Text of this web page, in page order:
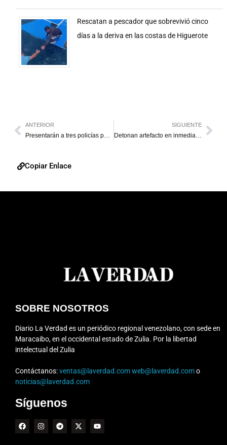
Rescatan a pescador que sobrevivió cinco
días a la deriva en las costas de Higuerote
ANTERIOR
Presentarán a tres policías por muerte de exmagistrado
SIGUIENTE
Detonan artefacto en inmediaciones de la AN
Copiar Enlace
SOBRE NOSOTROS
Diario La Verdad es un periódico regional venezolano, con sede en
Maracaibo, en el occidental estado de Zulia. Por la libertad
intelectual del Zulia
Contáctanos:ventas@laverdad.comweb@laverdad.como
noticias@laverdad.com
Síguenos